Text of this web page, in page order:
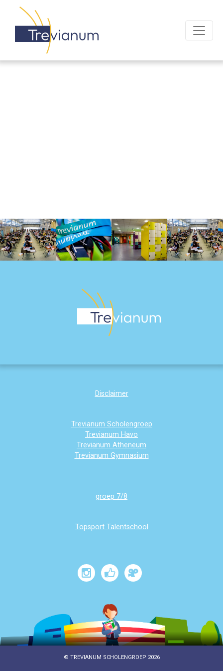
Disclaimer
Trevianum Scholengroep
Trevianum Havo
Trevianum Atheneum
Trevianum Gymnasium
groep 7/8
Topsport Talentschool
© TREVIANUM SCHOLENGROEP 2026